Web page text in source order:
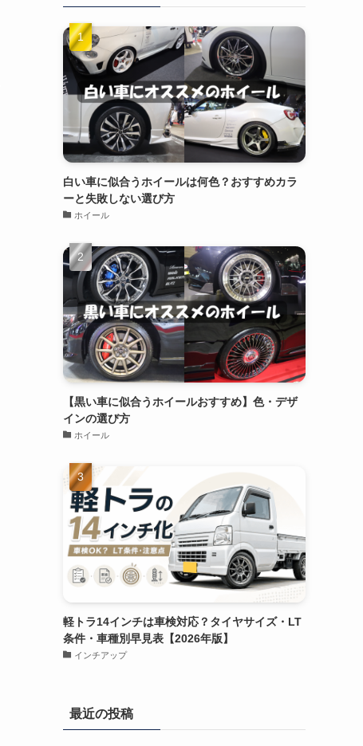
白い車に似合うホイールは何色？おすすめカラ
ーと失敗しない選び方
ホイール
【黒い車に似合うホイールおすすめ】色・デザ
インの選び方
ホイール
軽トラ14インチは車検対応？タイヤサイズ・LT
条件・車種別早見表【2026年版】
インチアップ
最近の投稿